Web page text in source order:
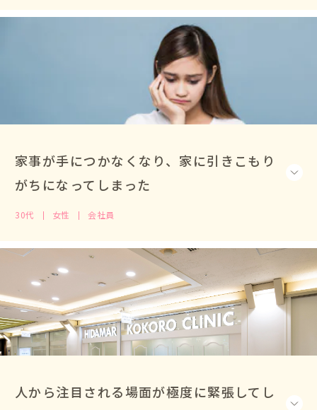
家事が手につかなくなり、家に引きこもり
がちになってしまった
30代 女性 会社員
人から注目される場面が極度に緊張してし